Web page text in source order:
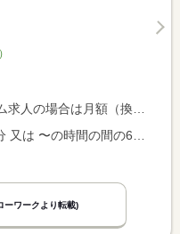
ート求人の場合は時間額を表示しています。
ーワークより転載)